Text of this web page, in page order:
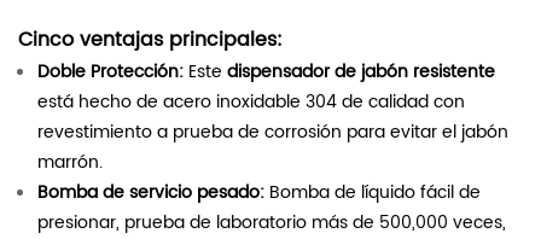
Cinco ventajas principales:
Doble Protección: Este dispensador de jabón resistente
está hecho de acero inoxidable 304 de calidad con
revestimiento a prueba de corrosión para evitar el jabón
marrón.
Bomba de servicio pesado: Bomba de líquido fácil de
presionar, prueba de laboratorio más de 500,000 veces,